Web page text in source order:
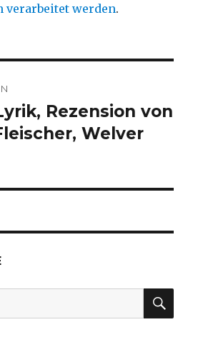
verarbeitet werden.
Rezension von
Welver